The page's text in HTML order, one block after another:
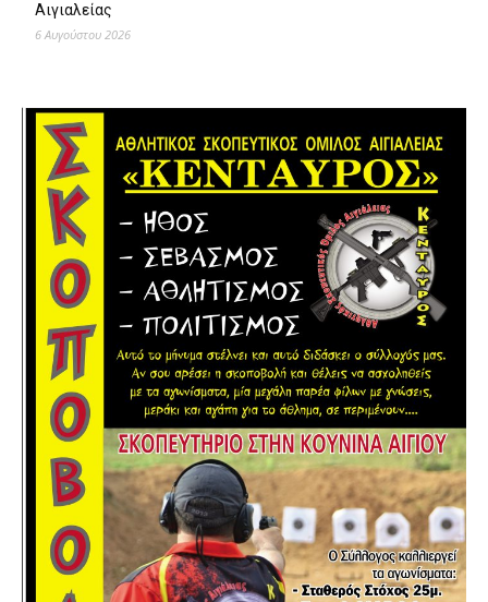
Αιγιαλείας
6 Αυγούστου 2026